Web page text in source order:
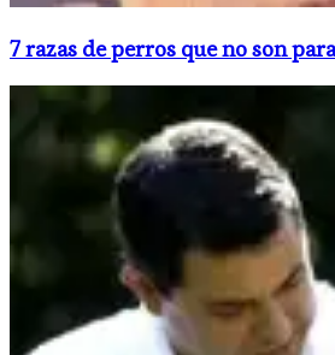
​7 razas de perros que no son